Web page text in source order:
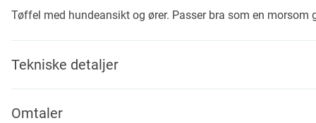
the
gallery
Tøffel med hundeansikt og ører. Passer bra som en morsom
Tekniske detaljer
Omtaler